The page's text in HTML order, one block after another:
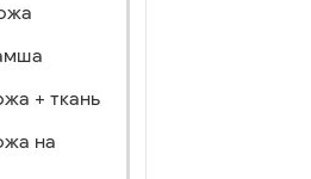
окраш.-
+ ткань
на